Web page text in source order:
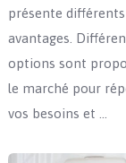
présente différents
avantages.
options sont
le marché pour
vos besoins et …